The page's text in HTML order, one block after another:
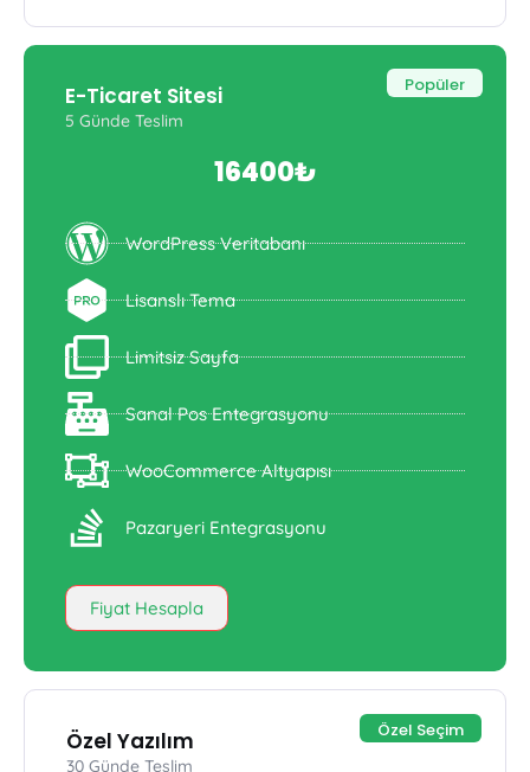
E-Ticaret Sitesi Popüler
5 Günde Teslim
16400₺
WordPress Veritabanı
Lisanslı Tema
Limitsiz Sayfa
Sanal Pos Entegrasyonu
WooCommerce Altyapısı
Pazaryeri Entegrasyonu
Fiyat Hesapla
Özel Yazılım Özel Seçim
30 Günde Teslim